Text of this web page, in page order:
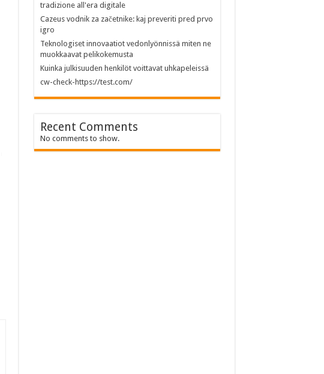
tradizione all'era digitale
Cazeus vodnik za začetnike: kaj preveriti pred prvo
igro
Teknologiset innovaatiot vedonlyönnissä miten ne
muokkaavat pelikokemusta
Kuinka julkisuuden henkilöt voittavat uhkapeleissä
cw-check-https://test.com/
Recent Comments
No comments to show.